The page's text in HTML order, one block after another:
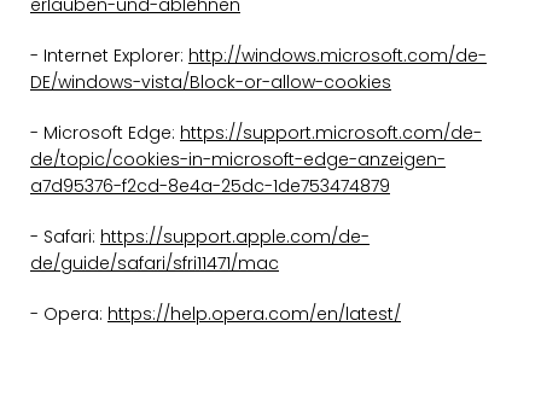
erlauben-und-ablehnen
- Internet Explorer: http://windows.microsoft.com/de-
DE/windows-vista/Block-or-allow-cookies
- Microsoft Edge: https://support.microsoft.com/de-
de/topic/cookies-in-microsoft-edge-anzeigen-
a7d95376-f2cd-8e4a-25dc-1de753474879
- Safari: https://support.apple.com/de-
de/guide/safari/sfri11471/mac
- Opera: https://help.opera.com/en/latest/